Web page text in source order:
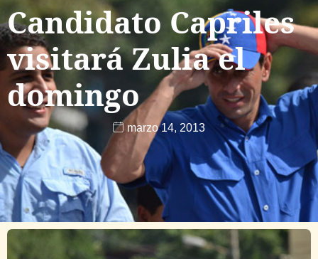
Candidato Capriles
visitará Zulia el
domingo
marzo 14, 2013